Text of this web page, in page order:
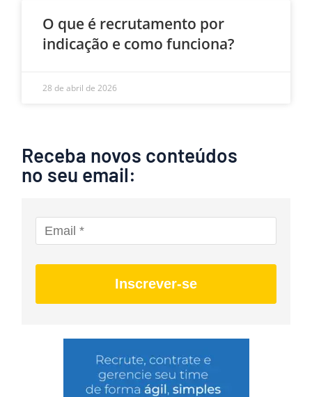
O que é recrutamento por
indicação e como funciona?
28 de abril de 2026
Receba novos conteúdos
no seu email:
Inscrever-se